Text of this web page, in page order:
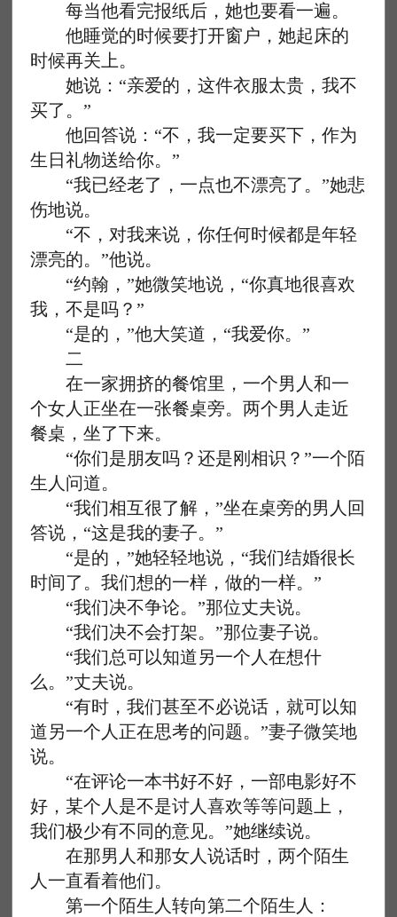
每当他看完报纸后，她也要看一遍。
他睡觉的时候要打开窗户，她起床的
时候再关上。
她说：“亲爱的，这件衣服太贵，我不
买了。”
他回答说：“不，我一定要买下，作为
生日礼物送给你。”
“我已经老了，一点也不漂亮了。”她悲
伤地说。
“不，对我来说，你任何时候都是年轻
漂亮的。”他说。
“约翰，”她微笑地说，“你真地很喜欢
我，不是吗？”
“是的，”他大笑道，“我爱你。”
二
在一家拥挤的餐馆里，一个男人和一
个女人正坐在一张餐桌旁。两个男人走近
餐桌，坐了下来。
“你们是朋友吗？还是刚相识？”一个陌
生人问道。
“我们相互很了解，”坐在桌旁的男人回
答说，“这是我的妻子。”
“是的，”她轻轻地说，“我们结婚很长
时间了。我们想的一样，做的一样。”
“我们决不争论。”那位丈夫说。
“我们决不会打架。”那位妻子说。
“我们总可以知道另一个人在想什
么。”丈夫说。
“有时，我们甚至不必说话，就可以知
道另一个人正在思考的问题。”妻子微笑地
说。
“在评论一本书好不好，一部电影好不
好，某个人是不是讨人喜欢等等问题上，
我们极少有不同的意见。”她继续说。
在那男人和那女人说话时，两个陌生
人一直看着他们。
第一个陌生人转向第二个陌生人：